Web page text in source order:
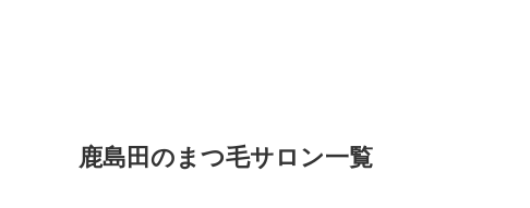
鹿島田のまつ毛サロン一覧